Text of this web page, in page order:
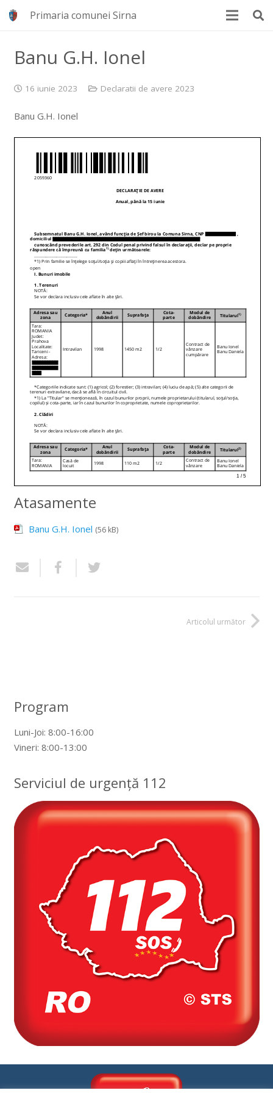
Primaria comunei Sirna
Banu G.H. Ionel
16 iunie 2023 Declaratii de avere 2023
Banu G.H. Ionel
Atasamente
Banu G.H. Ionel (56 kB)
Articolul următor
Program
Luni-Joi: 8:00-16:00
Vineri: 8:00-13:00
Serviciul de urgență 112